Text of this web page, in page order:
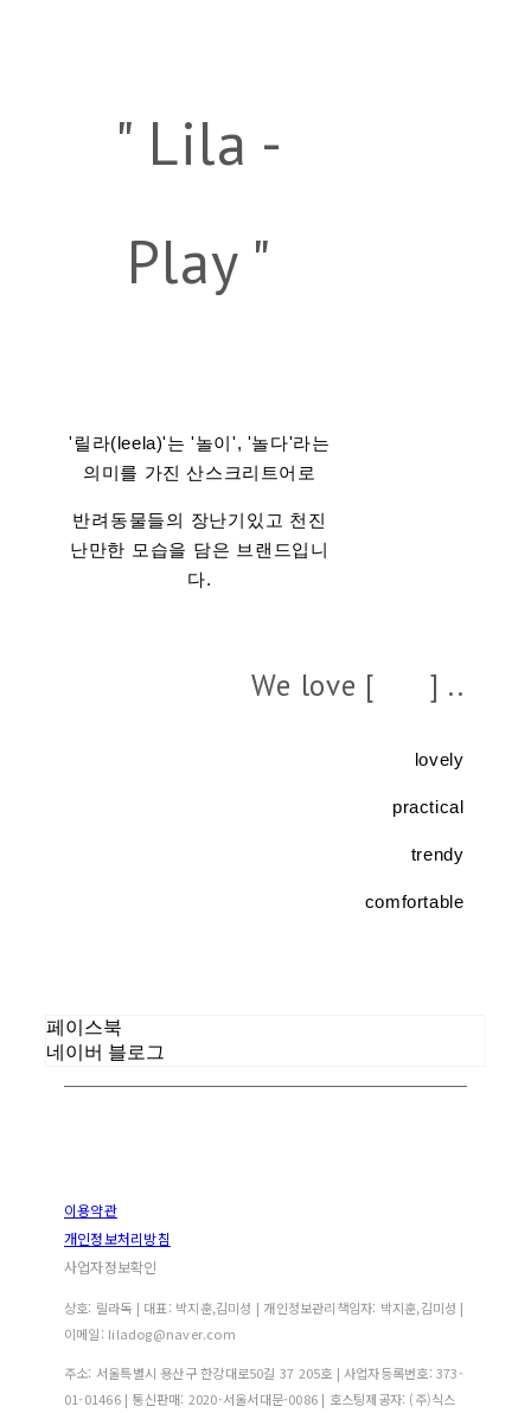
" Lila -
Play "
'릴라(leela)'는 '놀이', '놀다'라는
의미를 가진 산스크리트어로
반려동물들의 장난기있고 천진
난만한 모습을 담은 브랜드입니
다.
We love [ ] ..
lovely
practical
trendy
comfortable
페이스북
네이버 블로그
이용약관
개인정보처리방침
사업자정보확인
상호: 릴라독 | 대표: 박지훈,김미성 | 개인정보관리책임자: 박지훈,김미성 |
이메일: liladog@naver.com
주소: 서울특별시 용산구 한강대로50길 37 205호 | 사업자등록번호:373-
01-01466| 통신판매: 2020-서울서대문-0086 | 호스팅제공자: (주)식스